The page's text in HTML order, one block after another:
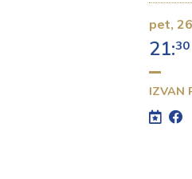
pet,
21:30
IZVAN